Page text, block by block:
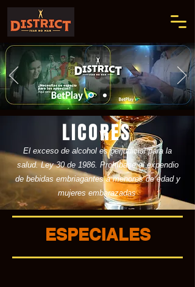
LICORES
El exceso de alcohol es perjudicial para la
salud. Ley 30 de 1986. Prohíbase el expendio
de bebidas embriagantes a menores de edad y
mujeres embarazadas
ESPECIALES